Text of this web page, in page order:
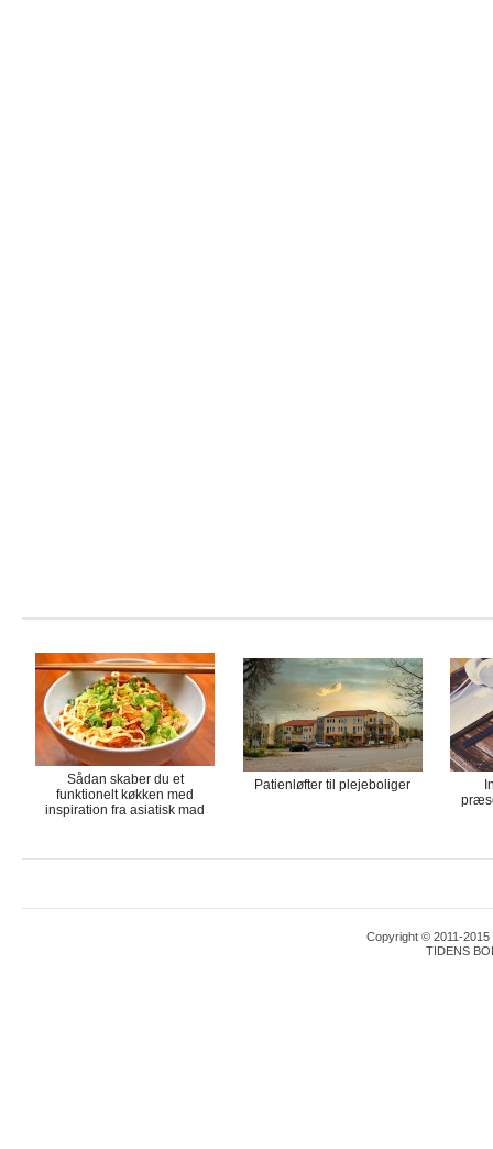
Sådan skaber du et
funktionelt køkken med
inspiration fra asiatisk mad
Patienløfter til plejeboliger
Copyright © 2011-2015
TIDENS